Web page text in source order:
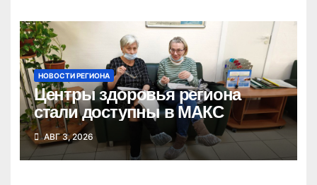
НОВОСТИ РЕГИОНА
Центры здоровья региона
стали доступны в МАКС
АВГ 3, 2026